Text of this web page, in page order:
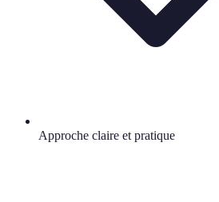
Approche claire et pratique